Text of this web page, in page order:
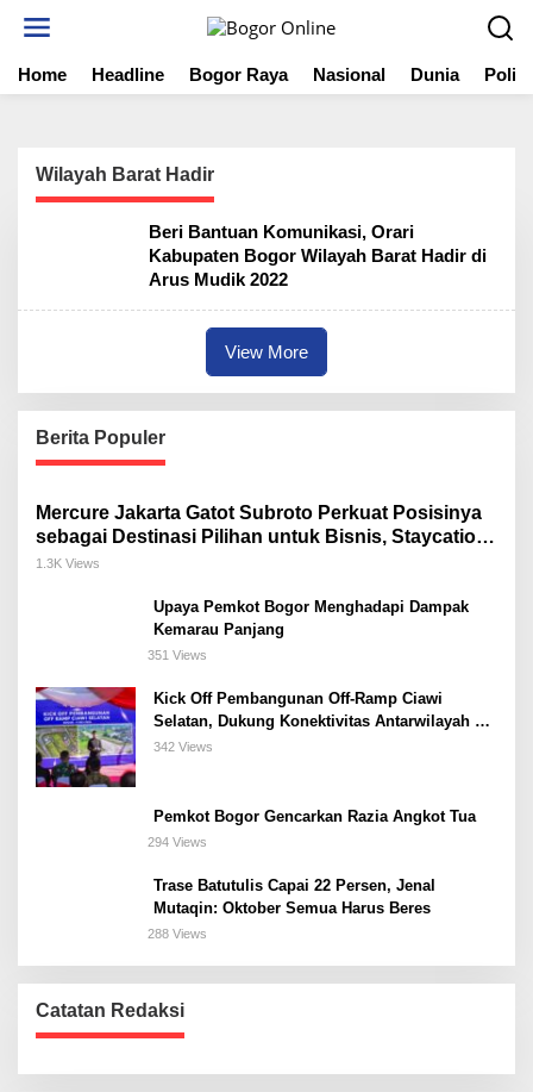
t
Home Headline Bogor Raya Nasional Dunia
Wilayah Barat Hadir
Beri Bantuan Komunikasi, Orari
Kabupaten Bogor Wilayah Barat Hadir di
Arus Mudik 2022
View More
Berita Populer
Mercure Jakarta Gatot Subroto Perkuat Posisinya
sebagai Destinasi Pilihan untuk Bisnis, Staycation,
Meeting, dan Kuliner di Jakarta Selatan
1.3K Views
Upaya Pemkot Bogor Menghadapi Dampak
Kemarau Panjang
351 Views
Kick Off Pembangunan Off-Ramp Ciawi
Selatan, Dukung Konektivitas Antarwilayah di
Bogor Selatan
342 Views
Pemkot Bogor Gencarkan Razia Angkot Tua
294 Views
Trase Batutulis Capai 22 Persen, Jenal
Mutaqin: Oktober Semua Harus Beres
288 Views
Catatan Redaksi